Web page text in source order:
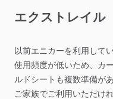
エクストレイル
以前エニカーを利用してい
使用頻度が低いため、カ
ルドシートも複数準備が
ご家族でご利用いただけ